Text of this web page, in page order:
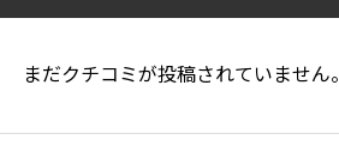
まだクチコミが投稿されていません。